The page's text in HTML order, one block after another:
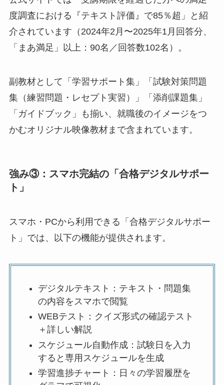
度調査における『テキスト評価』で85％超」と紹
介されています（2024年2月〜2025年1月回答分、
「まあ満足」以上：90名／回答数102名）。
副教材として「学習サポート集」「試験対策問題
集（練習問題・レセプト実習）」「添削課題集」
「ガイドブック」も揃い、就職後のイメージをつ
かむオリジナル映像教材まで含まれています。
強み③：スマホ完結の「合格デジタルサポー
ト」
スマホ・PCから利用できる「合格デジタルサポー
ト」では、以下の機能が提供されます。
デジタルテキスト：テキスト・問題集
の内容をスマホで閲覧
WEBテスト：クイズ形式の確認テスト
＋詳しい解説
スケジュール自動作成：試験日を入力
すると専用スケジュールを生成
学習進捗チャート：日々の学習履歴を